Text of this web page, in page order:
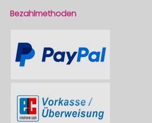
Bezahlmethoden